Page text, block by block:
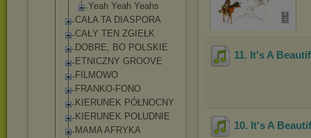
Yeah Yeah Yeahs
CAŁA TA DIASPORA
CAŁY TEN ZGIEŁK
DOBRE, BO POLSKIE
ETNICZNY GROOVE
FILMOWO
FRANKO-FONO
KIERUNEK PÓŁNOCNY
KIERUNEK POŁUDNIE
MAMA AFRYKA
11. It's A
10. It's A